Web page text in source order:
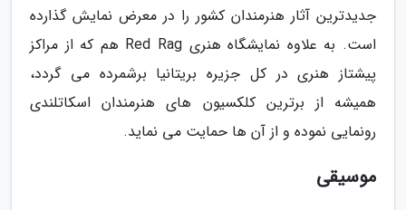
جدیدترین آثار هنرمندان کشور را در معرض نمایش گذارده
است. به علاوه نمایشگاه هنری Red Rag هم که از مراکز
پیشتاز هنری در کل جزیره بریتانیا برشمرده می گردد،
همیشه از برترین کلکسیون های هنرمندان اسکاتلندی
رونمایی نموده و از آن ها حمایت می نماید.
موسیقی